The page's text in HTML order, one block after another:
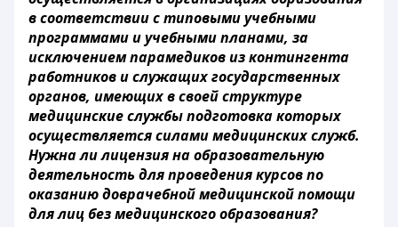
в соответствии с типовыми учебными
программами и учебными планами, за
исключением парамедиков из контингента
работников и служащих государственных
органов, имеющих в своей структуре
медицинские службы подготовка которых
осуществляется силами медицинских служб.
Нужна ли лицензия на образовательную
деятельность для проведения курсов по
оказанию доврачебной медицинской помощи
для лиц без медицинского образования?